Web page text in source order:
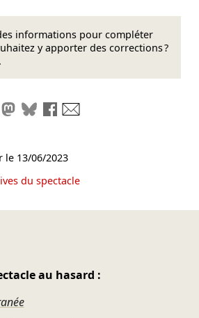
informations pour compléter
y apporter des corrections ?
.
le lien
Partager sur LinkedIn
Partager sur Mastodon
Partager sur Bluesky
Partager sur Facebook
le 13/06/2023
du spectacle
au hasard :